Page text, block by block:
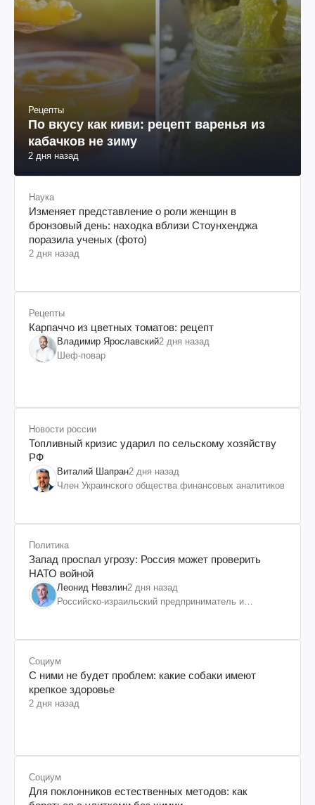
Рецепты
По вкусу как киви: рецепт варенья из
кабачков не зиму
2 дня назад
Наука
Изменяет представление о роли женщин в
бронзовый день: находка вблизи Стоунхенджа
поразила ученых (фото)
2 дня назад
Рецепты
Карпаччо из цветных томатов: рецепт
Владимир Ярославский2 дня назад
Шеф-повар
Новости россии
Топливный кризис ударил по сельскому хозяйству
РФ
Виталий Шапран2 дня назад
Член Украинского общества финансовых аналитиков
Политика
Запад проспал угрозу: Россия может проверить
НАТО войной
Леонид Невзлин2 дня назад
Российско-израильский предприниматель и
Социум
С ними не будет проблем: какие собаки имеют
крепкое здоровье
2 дня назад
Социум
Для поклонников естественных методов: как